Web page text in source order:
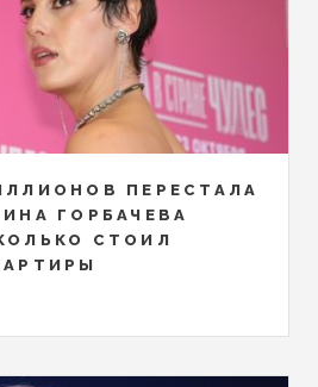
ПЕРЕСТАЛА
ГОРБАЧЕВА
СТОИЛ